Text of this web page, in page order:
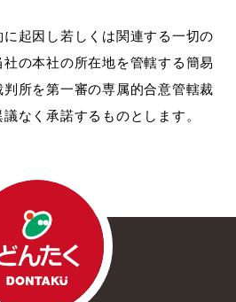
起因し若しくは関連する一切の
の本社の所在地を管轄する簡易
所を第一審の専属的合意管轄裁
なく承諾するものとします。